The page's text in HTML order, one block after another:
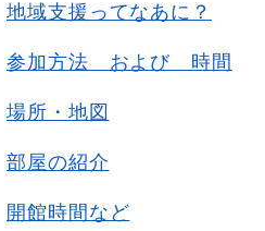
地域支援ってなあに？
参加方法 および 時間
場所・地図
部屋の紹介
開館時間など